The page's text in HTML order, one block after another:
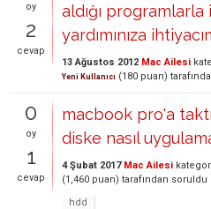
oy
2
cevap
aldığı programlarla
yardımınıza
13 Ağustos 2012 Mac Ailesi
Yeni Kullanıcı (180 puan)
0
oy
1
cevap
macbook pro'a
diske nasıl
4 Şubat 2017 Mac Ailesi
(1,460 puan) tarafından soruldu
hdd